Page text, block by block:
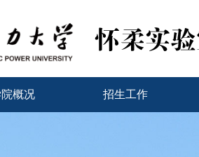
概况 招生工作